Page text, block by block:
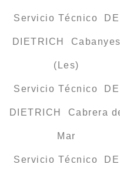
Servicio Técnico DE
DIETRICH Cabanyes
(Les)
Servicio Técnico DE
DIETRICH Cabrera
Mar
Servicio Técnico DE